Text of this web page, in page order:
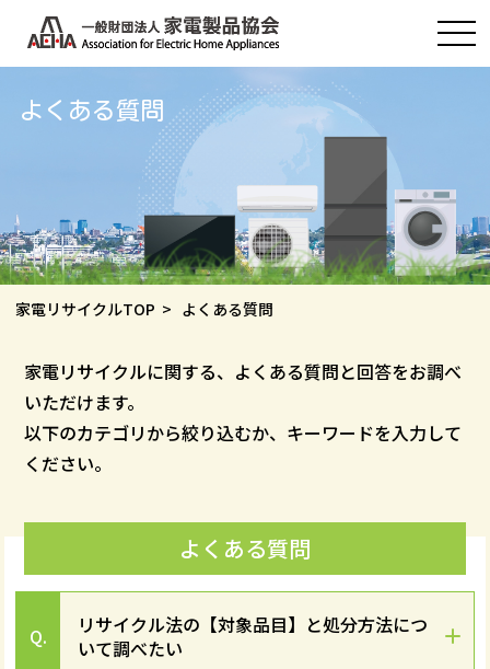
よくある質問
家電リサイクルTOP > よくある質問
家電リサイクルに関する、よくある質問と回答をお調べ
いただけます。
以下のカテゴリから絞り込むか、キーワードを入力して
ください。
よくある質問
Q.
リサイクル法の【対象品目】と処分方法につ
いて調べたい